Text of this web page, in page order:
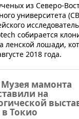
из Северо-
университета
собирается
ленской лошади,
2018 года.
мамонта
на
Токио